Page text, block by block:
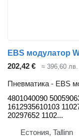
202,42 € ≈ 396,60 лв.
Пневматика - EBS
4801040090
1612935610103
20297652 1102...
Естония, Tallinn